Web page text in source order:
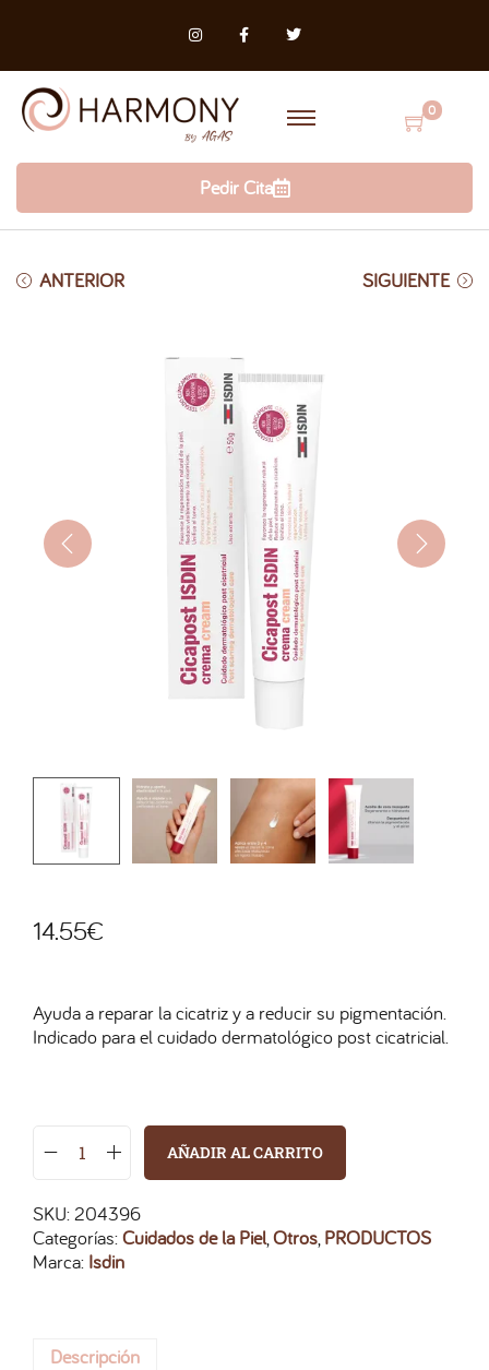
0
Pedir Cita
ANTERIOR SIGUIENTE
14.55€
Ayuda a reparar la cicatriz y a reducir su pigmentación.
Indicado para el cuidado dermatológico post cicatricial.
AÑADIR AL CARRITO
SKU:204396
Categorías:Cuidados de la Piel,Otros,PRODUCTOS
Marca: Isdin
Descripción